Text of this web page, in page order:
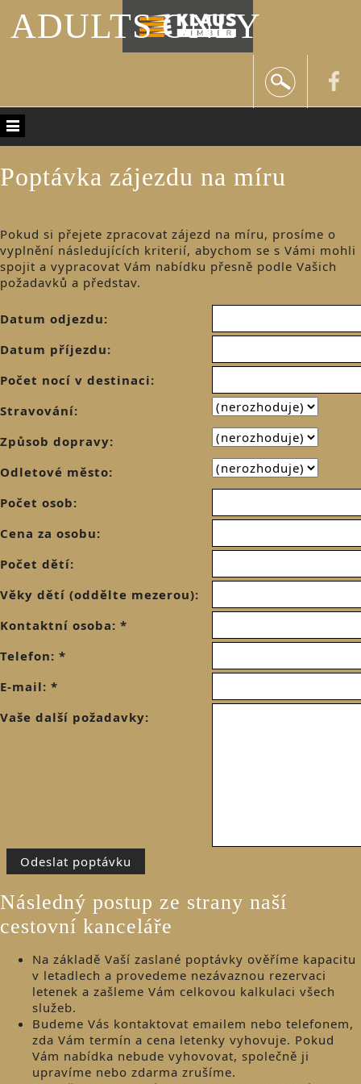
ADULTS ONLY
Poptávka zájezdu na míru
Pokud si přejete zpracovat zájezd na míru, prosíme o
vyplnění následujících kriterií, abychom se s Vámi mohli
spojit a vypracovat Vám nabídku přesně podle Vašich
požadavků a představ.
Datum odjezdu:
Datum příjezdu:
Počet nocí v destinaci:
Stravování:
Způsob dopravy:
Odletové město:
Počet osob:
Cena za osobu:
Počet dětí:
Věky dětí (oddělte mezerou):
Kontaktní osoba: *
Telefon: *
E-mail: *
Vaše další požadavky:
Následný postup ze strany naší
cestovní kanceláře
Na základě Vaší zaslané poptávky ověříme kapacitu
v letadlech a provedeme nezávaznou rezervaci
letenek a zašleme Vám celkovou kalkulaci všech
služeb.
Budeme Vás kontaktovat emailem nebo telefonem,
zda Vám termín a cena letenky vyhovuje. Pokud
Vám nabídka nebude vyhovovat, společně ji
upravíme nebo zdarma zrušíme.